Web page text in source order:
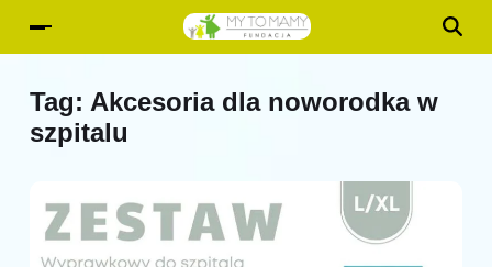
Tag: Akcesoria dla noworodka w
szpitalu